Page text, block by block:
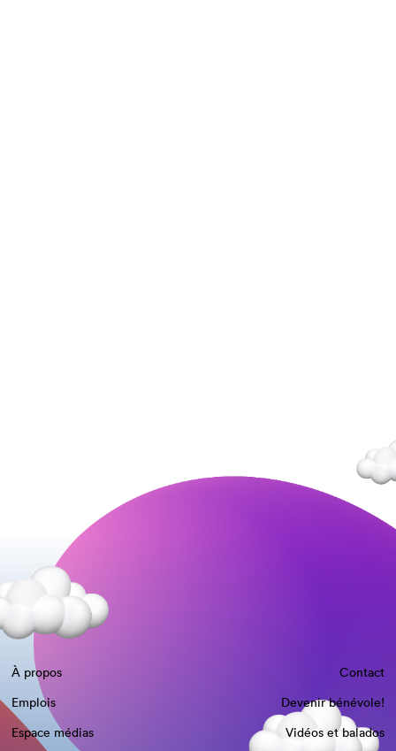
À propos
Contact
Emplois
Devenir bénévole!
Espace médias
Vidéos et balados